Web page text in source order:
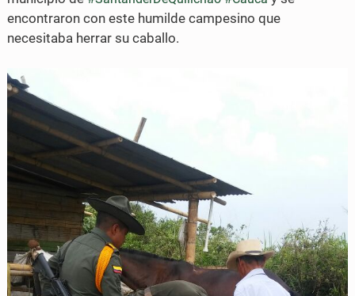
n
F
a
c
b
o
k
n
T
i
t
t
encontraron con este humilde campesino que
necesitaba herrar su caballo.